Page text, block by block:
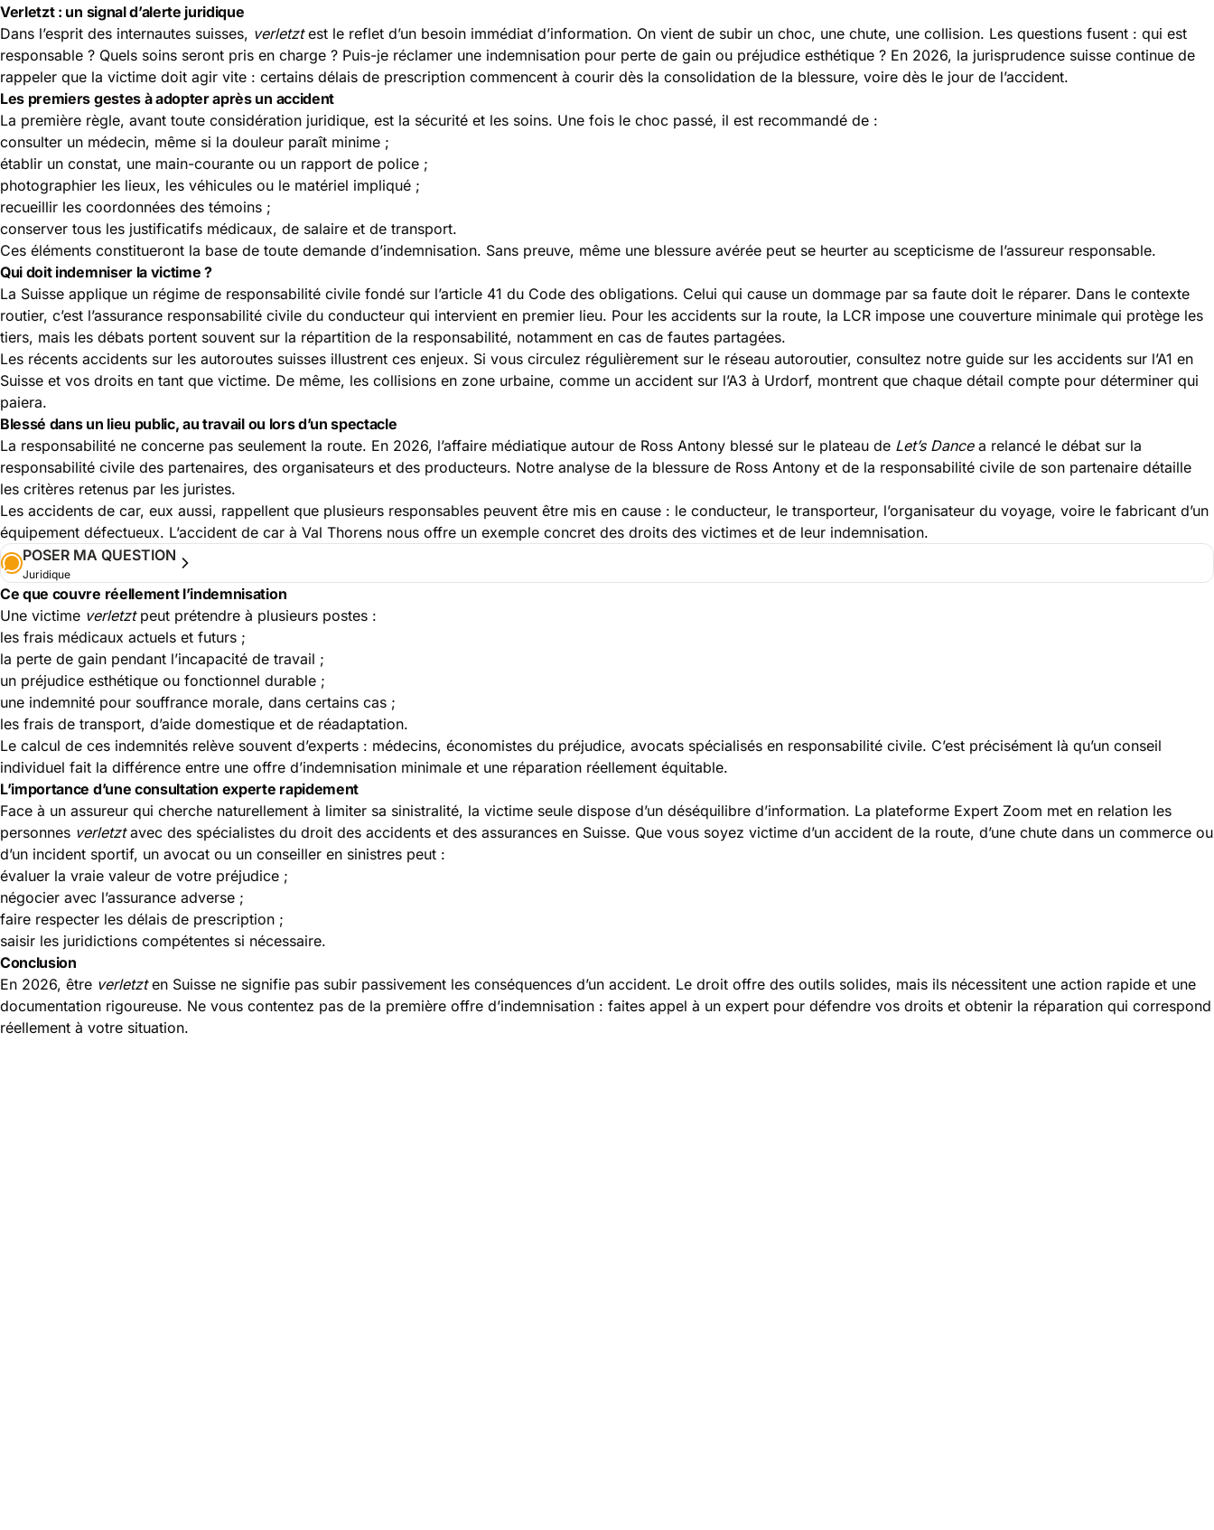
Verletzt : un signal d’alerte juridique
Dans l’esprit des internautes suisses, verletztest le reflet d’un besoin immédiat d’information. On vient de subir un choc, une chute, une collision. Les questions fusent : qui est
responsable ? Quels soins seront pris en charge ? Puis-je réclamer une indemnisation pour perte de gain ou préjudice esthétique ? En 2026, la jurisprudence suisse continue de
rappeler que la victime doit agir vite : certains délais de prescription commencent à courir dès la consolidation de la blessure, voire dès le jour de l’accident.
Les premiers gestes à adopter après un accident
La première règle, avant toute considération juridique, est la sécurité et les soins. Une fois le choc passé, il est recommandé de :
consulter un médecin, même si la douleur paraît minime ;
établir un constat, une main-courante ou un rapport de police ;
photographier les lieux, les véhicules ou le matériel impliqué ;
recueillir les coordonnées des témoins ;
conserver tous les justificatifs médicaux, de salaire et de transport.
Ces éléments constitueront la base de toute demande d’indemnisation. Sans preuve, même une blessure avérée peut se heurter au scepticisme de l’assureur responsable.
Qui doit indemniser la victime ?
La Suisse applique un régime de responsabilité civile fondé sur l’article 41 du Code des obligations. Celui qui cause un dommage par sa faute doit le réparer. Dans le contexte
routier, c’est l’assurance responsabilité civile du conducteur qui intervient en premier lieu. Pour les accidents sur la route, la LCR impose une couverture minimale qui protège les
tiers, mais les débats portent souvent sur la répartition de la responsabilité, notamment en cas de fautes partagées.
Les récents accidents sur les autoroutes suisses illustrent ces enjeux. Si vous circulez régulièrement sur le réseau autoroutier, consultez notre guide sur les accidents sur l’A1 en
Suisse et vos droits en tant que victime. De même, les collisions en zone urbaine, comme un accident sur l’A3 à Urdorf, montrent que chaque détail compte pour déterminer qui
paiera.
Blessé dans un lieu public, au travail ou lors d’un spectacle
La responsabilité ne concerne pas seulement la route. En 2026, l’affaire médiatique autour de Ross Antony blessé sur le plateau de Let’s Dancea relancé le débat sur la
responsabilité civile des partenaires, des organisateurs et des producteurs. Notre analyse de la blessure de Ross Antony et de la responsabilité civile de son partenaire détaille
les critères retenus par les juristes.
Les accidents de car, eux aussi, rappellent que plusieurs responsables peuvent être mis en cause : le conducteur, le transporteur, l’organisateur du voyage, voire le fabricant d’un
équipement défectueux. L’accident de car à Val Thorens nous offre un exemple concret des droits des victimes et de leur indemnisation.
POSER MA QUESTION
Juridique
Ce que couvre réellement l’indemnisation
Une victime verletztpeut prétendre à plusieurs postes :
les frais médicaux actuels et futurs ;
la perte de gain pendant l’incapacité de travail ;
un préjudice esthétique ou fonctionnel durable ;
une indemnité pour souffrance morale, dans certains cas ;
les frais de transport, d’aide domestique et de réadaptation.
Le calcul de ces indemnités relève souvent d’experts : médecins, économistes du préjudice, avocats spécialisés en responsabilité civile. C’est précisément là qu’un conseil
individuel fait la différence entre une offre d’indemnisation minimale et une réparation réellement équitable.
L’importance d’une consultation experte rapidement
Face à un assureur qui cherche naturellement à limiter sa sinistralité, la victime seule dispose d’un déséquilibre d’information. La plateforme Expert Zoom met en relation les
personnes verletztavec des spécialistes du droit des accidents et des assurances en Suisse. Que vous soyez victime d’un accident de la route, d’une chute dans un commerce ou
d’un incident sportif, un avocat ou un conseiller en sinistres peut :
évaluer la vraie valeur de votre préjudice ;
négocier avec l’assurance adverse ;
faire respecter les délais de prescription ;
saisir les juridictions compétentes si nécessaire.
Conclusion
En 2026, être verletzten Suisse ne signifie pas subir passivement les conséquences d’un accident. Le droit offre des outils solides, mais ils nécessitent une action rapide et une
documentation rigoureuse. Ne vous contentez pas de la première offre d’indemnisation : faites appel à un expert pour défendre vos droits et obtenir la réparation qui correspond
réellement à votre situation.